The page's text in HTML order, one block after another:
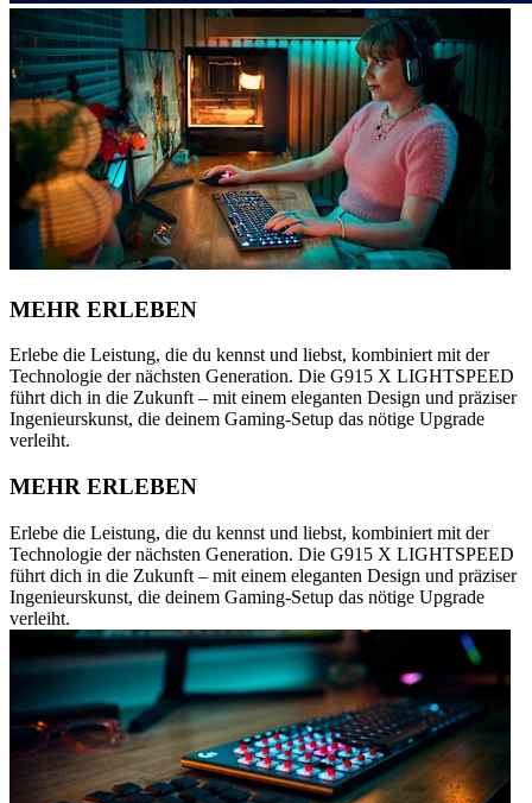
MEHR ERLEBEN
Erlebe die Leistung, die du kennst und liebst, kombiniert mit der
Technologie der nächsten Generation. Die G915 X LIGHTSPEED
führt dich in die Zukunft – mit einem eleganten Design und präziser
Ingenieurskunst, die deinem Gaming-Setup das nötige Upgrade
verleiht.
MEHR ERLEBEN
Erlebe die Leistung, die du kennst und liebst, kombiniert mit der
Technologie der nächsten Generation. Die G915 X LIGHTSPEED
führt dich in die Zukunft – mit einem eleganten Design und präziser
Ingenieurskunst, die deinem Gaming-Setup das nötige Upgrade
verleiht.